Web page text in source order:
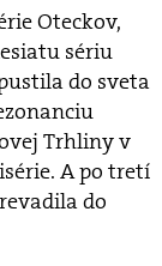
Oteckov,
sériu
do sveta
Trhliny v
A po tretí
do